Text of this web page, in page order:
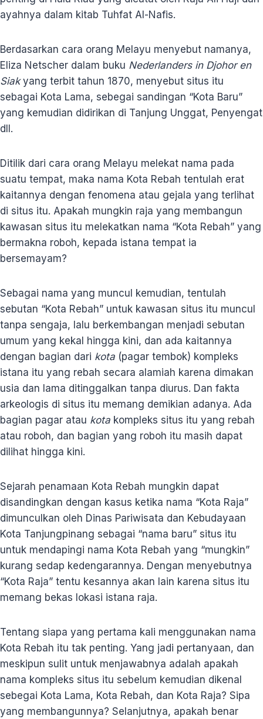
ayahnya dalam kitab Tuhfat Al-Nafis.
Berdasarkan cara orang Melayu menyebut namanya,
Eliza Netscher dalam buku Nederlanders in Djohor en
Siakyang terbit tahun 1870, menyebut situs itu
sebagai Kota Lama, sebegai sandingan “Kota Baru”
yang kemudian didirikan di Tanjung Unggat, Penyengat
dll.
Ditilik dari cara orang Melayu melekat nama pada
suatu tempat, maka nama Kota Rebah tentulah erat
kaitannya dengan fenomena atau gejala yang terlihat
di situs itu. Apakah mungkin raja yang membangun
kawasan situs itu melekatkan nama “Kota Rebah” yang
bermakna roboh, kepada istana tempat ia
bersemayam?
Sebagai nama yang muncul kemudian, tentulah
sebutan “Kota Rebah” untuk kawasan situs itu muncul
tanpa sengaja, lalu berkembangan menjadi sebutan
umum yang kekal hingga kini, dan ada kaitannya
dengan bagian dari kota (pagar tembok) kompleks
istana itu yang rebah secara alamiah karena dimakan
usia dan lama ditinggalkan tanpa diurus. Dan fakta
arkeologis di situs itu memang demikian adanya. Ada
bagian pagar atau kota kompleks situs itu yang rebah
atau roboh, dan bagian yang roboh itu masih dapat
dilihat hingga kini.
Sejarah penamaan Kota Rebah mungkin dapat
disandingkan dengan kasus ketika nama “Kota Raja”
dimunculkan oleh Dinas Pariwisata dan Kebudayaan
Kota Tanjungpinang sebagai “nama baru” situs itu
untuk mendapingi nama Kota Rebah yang “mungkin”
kurang sedap kedengarannya. Dengan menyebutnya
“Kota Raja” tentu kesannya akan lain karena situs itu
memang bekas lokasi istana raja.
Tentang siapa yang pertama kali menggunakan nama
Kota Rebah itu tak penting. Yang jadi pertanyaan, dan
meskipun sulit untuk menjawabnya adalah apakah
nama kompleks situs itu sebelum kemudian dikenal
sebegai Kota Lama, Kota Rebah, dan Kota Raja? Sipa
yang membangunnya? Selanjutnya, apakah benar